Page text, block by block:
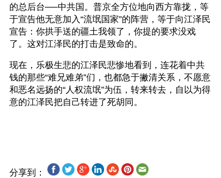
的总后台──中共国。普京全方位地向西方靠拢，等
于宣告他无意加入“流氓国家”的阵营，等于向江泽民
宣告：你拱手送的疆土我领了，你提的要求没戏
了。这对江泽民的打击是致命的。
现在，乐极生悲的江泽民悲惨地看到，连花着中共
钱的那些“难兄难弟”们，也都急于撇清关系，不愿意
和恶名远扬的“人权流氓”为伍，转来转去，自以为得
意的江泽民把自己转进了死胡同。
分享到：